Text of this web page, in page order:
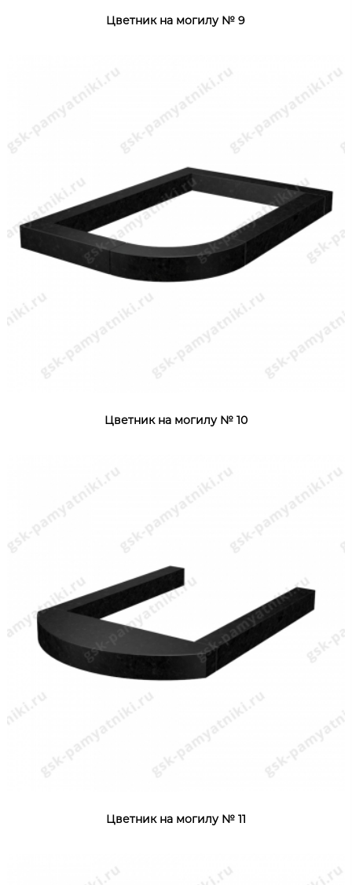
Цветник на могилу № 9
Цветник на могилу № 10
Цветник на могилу № 11